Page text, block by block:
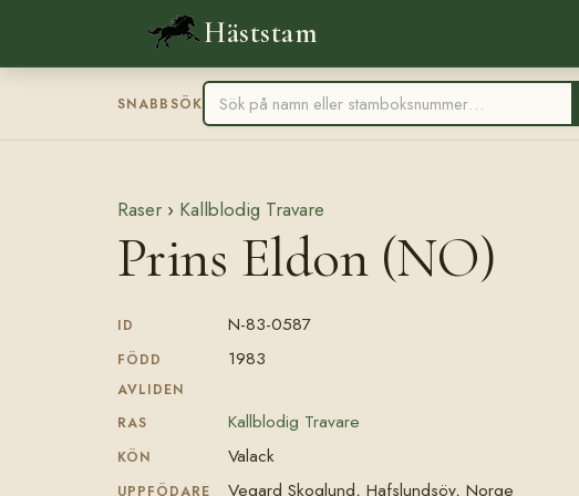
Häststam
SNABBSÖK
Raser › Kallblodig Travare
Prins Eldon (NO)
ID N-83-0587
FÖDD 1983
AVLIDEN
RAS
Kallblodig Travare
KÖN Valack
UPPFÖDARE Vegard Skoglund, Hafslundsöy, Norge